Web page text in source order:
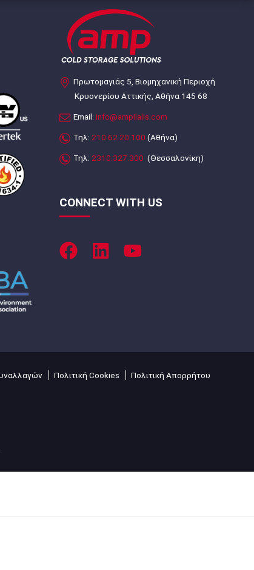
Πρωτομαγιάς 5, Βιομηχανική Περιοχή
Κρυονερίου Αττικής, Αθήνα 145 68
Email: info@ampilalis.com
Τηλ: 210.62.20.100 (Αθήνα)
Τηλ: 2310.327.300 (Θεσσαλονίκη)
CONNECT WITH US
Πολιτική Cookies Πολιτική Απορρήτου